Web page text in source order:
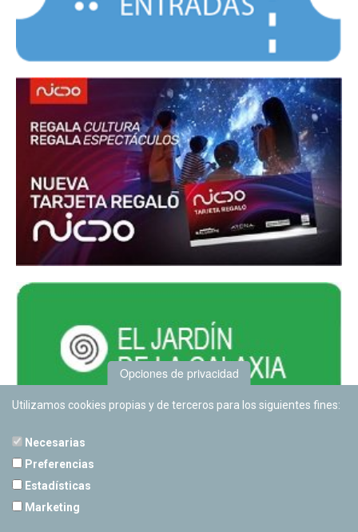
Opciones de privacidad
Utilizamos cookies propias y de terceros para los siguientes fines:
Necesarias
Preferencias
Estadísticas
Marketing